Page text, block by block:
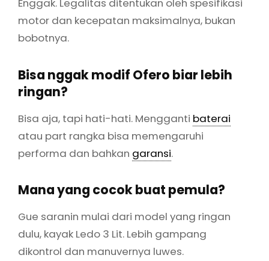
Enggak. Legalitas ditentukan oleh spesifikasi
motor dan kecepatan maksimalnya, bukan
bobotnya.
Bisa nggak modif Ofero biar lebih
ringan?
Bisa aja, tapi hati-hati. Mengganti baterai
atau part rangka bisa memengaruhi
performa dan bahkan garansi.
Mana yang cocok buat pemula?
Gue saranin mulai dari model yang ringan
dulu, kayak Ledo 3 Lit. Lebih gampang
dikontrol dan manuvernya luwes.